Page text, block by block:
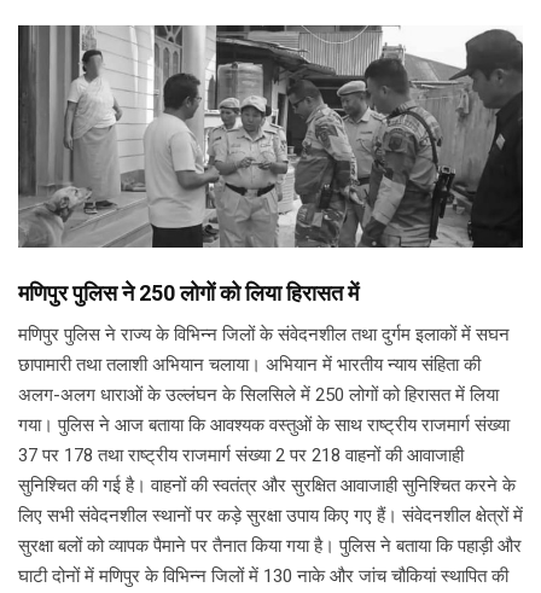
मणिपुर पुलिस ने 250 लोगों को लिया हिरासत में
मणिपुर पुलिस ने राज्य के विभिन्न जिलों के संवेदनशील तथा दुर्गम इलाकों में सघन
छापामारी तथा तलाशी अभियान चलाया। अभियान में भारतीय न्याय संहिता की
अलग-अलग धाराओं के उल्लंघन के सिलसिले में 250 लोगों को हिरासत में लिया
गया। पुलिस ने आज बताया कि आवश्यक वस्तुओं के साथ राष्ट्रीय राजमार्ग संख्या
37 पर 178 तथा राष्ट्रीय राजमार्ग संख्या 2 पर 218 वाहनों की आवाजाही
सुनिश्चित की गई है। वाहनों की स्वतंत्र और सुरक्षित आवाजाही सुनिश्चित करने के
लिए सभी संवेदनशील स्थानों पर कड़े सुरक्षा उपाय किए गए हैं। संवेदनशील क्षेत्रों में
सुरक्षा बलों को व्यापक पैमाने पर तैनात किया गया है। पुलिस ने बताया कि पहाड़ी और
घाटी दोनों में मणिपुर के विभिन्न जिलों में 130 नाके और जांच चौकियां स्थापित की